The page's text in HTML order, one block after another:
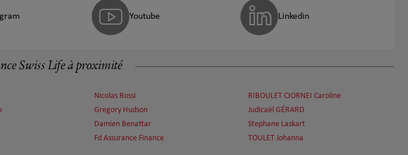
Youtube Linkedin
Swiss Life à proximité
Nicolas Rossi
Gregory Hudson
Damien Benattar
Fd Assurance Finance
RIBOULET CIORNEI Caroline
Judicaël GÉRARD
Stephane Laskart
TOULET Johanna